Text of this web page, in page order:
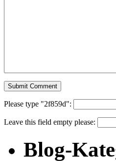
Please type "2f859d":
Leave this field empty please:
Blog-